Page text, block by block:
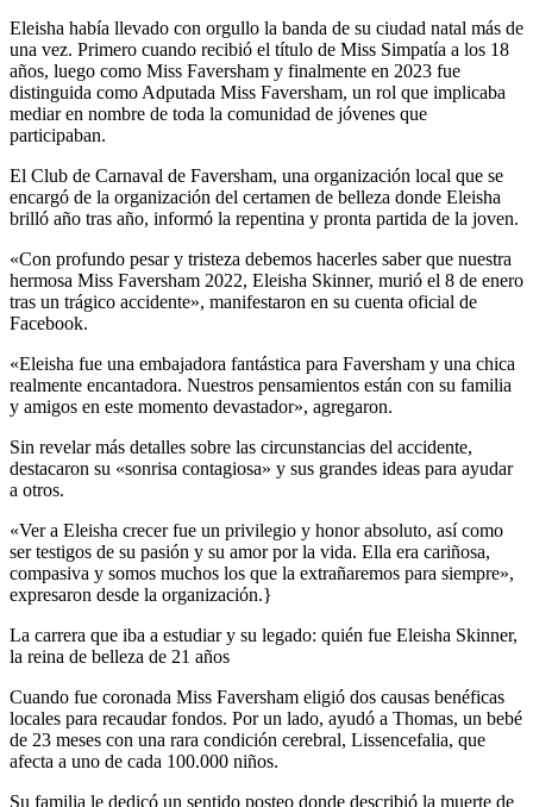
Eleisha había llevado con orgullo la banda de su ciudad natal más de
una vez. Primero cuando recibió el título de Miss Simpatía a los 18
años, luego como Miss Faversham y finalmente en 2023 fue
distinguida como Adputada Miss Faversham, un rol que implicaba
mediar en nombre de toda la comunidad de jóvenes que
participaban.
El Club de Carnaval de Faversham, una organización local que se
encargó de la organización del certamen de belleza donde Eleisha
brilló año tras año, informó la repentina y pronta partida de la joven.
«Con profundo pesar y tristeza debemos hacerles saber que nuestra
hermosa Miss Faversham 2022, Eleisha Skinner, murió el 8 de enero
tras un trágico accidente», manifestaron en su cuenta oficial de
Facebook.
«Eleisha fue una embajadora fantástica para Faversham y una chica
realmente encantadora. Nuestros pensamientos están con su familia
y amigos en este momento devastador», agregaron.
Sin revelar más detalles sobre las circunstancias del accidente,
destacaron su «sonrisa contagiosa» y sus grandes ideas para ayudar
a otros.
«Ver a Eleisha crecer fue un privilegio y honor absoluto, así como
ser testigos de su pasión y su amor por la vida. Ella era cariñosa,
compasiva y somos muchos los que la extrañaremos para siempre»,
expresaron desde la organización.}
La carrera que iba a estudiar y su legado: quién fue Eleisha Skinner,
la reina de belleza de 21 años
Cuando fue coronada Miss Faversham eligió dos causas benéficas
locales para recaudar fondos. Por un lado, ayudó a Thomas, un bebé
de 23 meses con una rara condición cerebral, Lissencefalia, que
afecta a uno de cada 100.000 niños.
Su familia le dedicó un sentido posteo donde describió la muerte de